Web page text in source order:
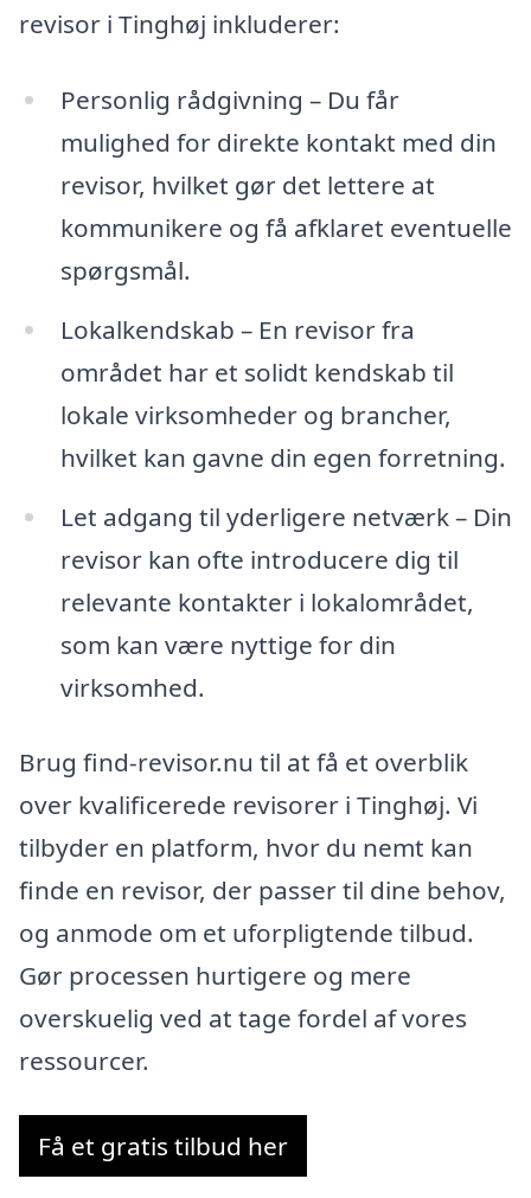
revisor i Tinghøj inkluderer:
Personlig rådgivning – Du får
mulighed for direkte kontakt med din
revisor, hvilket gør det lettere at
kommunikere og få afklaret eventuelle
spørgsmål.
Lokalkendskab – En revisor fra
området har et solidt kendskab til
lokale virksomheder og brancher,
hvilket kan gavne din egen forretning.
Let adgang til yderligere netværk – Din
revisor kan ofte introducere dig til
relevante kontakter i lokalområdet,
som kan være nyttige for din
virksomhed.
Brug find-revisor.nu til at få et overblik
over kvalificerede revisorer i Tinghøj. Vi
tilbyder en platform, hvor du nemt kan
finde en revisor, der passer til dine behov,
og anmode om et uforpligtende tilbud.
Gør processen hurtigere og mere
overskuelig ved at tage fordel af vores
ressourcer.
Få et gratis tilbud her